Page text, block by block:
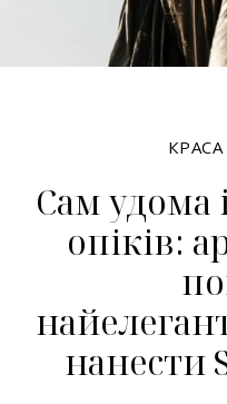
КРАСА
Сам удома
опіків:
нанести